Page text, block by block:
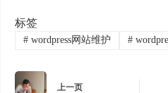
标签
#wordpress网站维护 #
上一页